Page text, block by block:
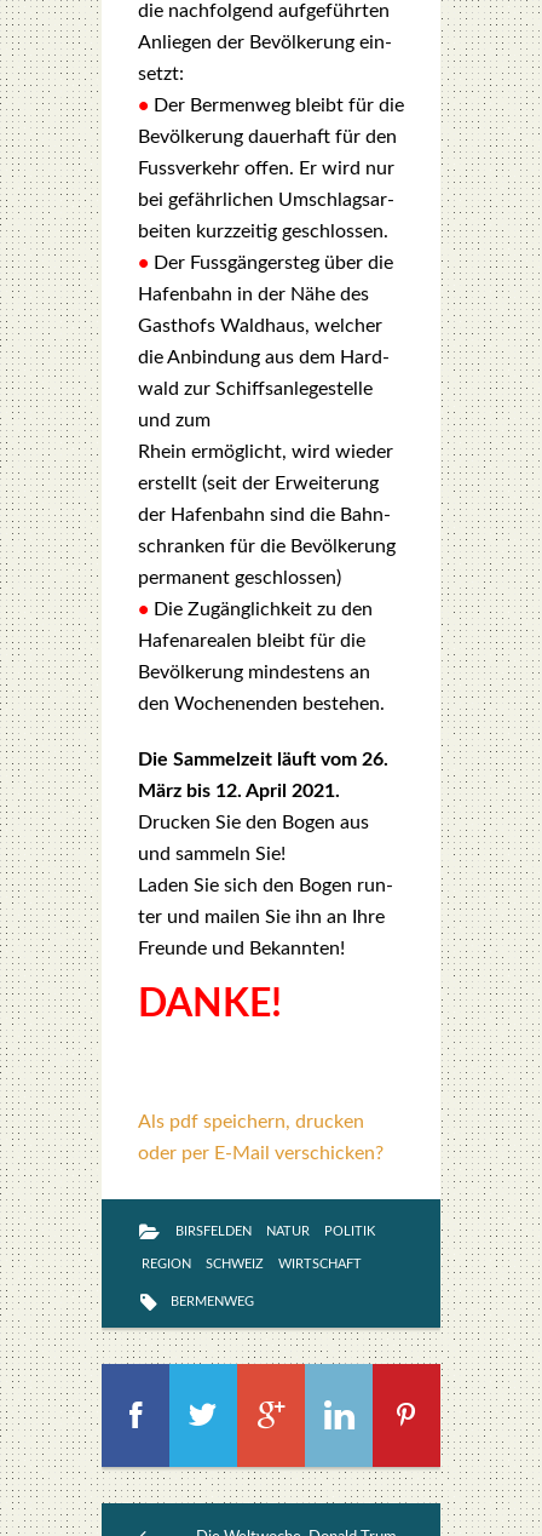
die nach­fol­gend aufgeführten
Anlie­gen der Bevöl­ke­rung ein­
setzt:
• Der Ber­men­weg bleibt für die
Bevöl­ke­rung dau­er­haft für den
Fuss­ver­kehr offen. Er wird nur
bei gefähr­li­chen Umschlags­ar­
bei­ten kurz­zei­tig geschlos­sen.
• Der Fuss­gän­ger­steg über die
Hafen­bahn in der Nähe des
Gast­hofs Wald­haus, wel­cher
die Anbin­dung aus dem Hard­
wald zur Schiffs­an­le­ge­stel­le
und zum
Rhein ermög­licht, wird wie­der
erstellt (seit der Erwei­te­rung
der Hafen­bahn sind die Bahn­
schran­ken für die Bevöl­ke­rung
per­ma­nent geschlos­sen)
• Die Zugäng­lich­keit zu den
Hafen­area­len bleibt für die
Bevöl­ke­rung min­des­tens an
den Wochen­en­den bestehen.
Die Sam­mel­zeit läuft vom 26.
März bis 12. April 2021.
Dru­cken Sie den Bogen aus
und sam­meln Sie!
Laden Sie sich den Bogen run­
ter und mai­len Sie ihn an Ihre
Freun­de und Bekann­ten!
DANKE!
Als pdf speichern, drucken
oder per E-Mail verschicken?
BIRSFELDEN NATUR POLITIK
REGION SCHWEIZ WIRTSCHAFT
BERMENWEG